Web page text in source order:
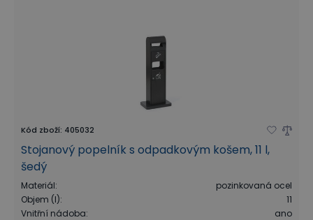
Kód zboží: 405032
Stojanový popelník s odpadkovým košem, 11 l,
šedý
Materiál:
pozinkovaná ocel
Objem (l):
11
Vnitřní nádoba: ano